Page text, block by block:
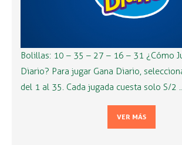
Bolillas: 10 – 35 – 27 – 16 – 31 ¿Cómo
Diario? Para jugar Gana Diario,
del 1 al 35. Cada jugada cuesta solo S/2
VER MÁS